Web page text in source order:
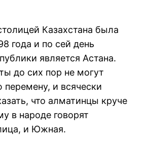
Казахстана была
года и по сей день
является Астана.
до сих пор не могут
перемену, и всячески
что алматинцы круче
в народе говорят
и Южная.